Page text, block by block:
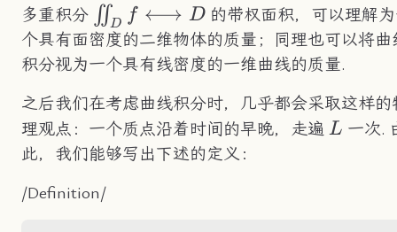
多重积分 \iint_Df\longleftrightarrow
D
∬D f ⟷ D 的带权面积，可以理解
个具有面密度的二维物体的质量；同理也可以将曲
积分视为一个具有线密度的一维曲线的质量.
之后我们在考虑曲线积分时，几乎都会采取这样的
理观点：一个质点沿着时间的早晚，走遍 L
L 一次.
此，我们能够写出下述的定义：
/Definition/